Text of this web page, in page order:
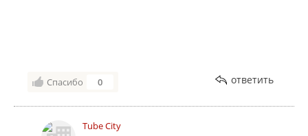
Спасибо 0 ответить
Tube City